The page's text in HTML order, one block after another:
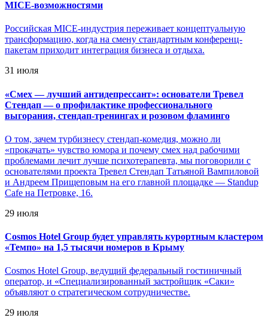
MICE-возможностями
Российская MICE-индустрия переживает концептуальную
трансформацию, когда на смену стандартным конференц-
пакетам приходит интеграция бизнеса и отдыха.
31 июля
«Смех — лучший антидепрессант»: основатели Тревел
Стендап — о профилактике профессионального
выгорания, стендап-тренингах и розовом фламинго
О том, зачем турбизнесу стендап-комедия, можно ли
«прокачать» чувство юмора и почему смех над рабочими
проблемами лечит лучше психотерапевта, мы поговорили с
основателями проекта Тревел Стендап Татьяной Вампиловой
и Андреем Прищеповым на его главной площадке — Standup
Cafe на Петровке, 16.
29 июля
Cosmos Hotel Group будет управлять курортным кластером
«Темпо» на 1,5 тысячи номеров в Крыму
Cosmos Hotel Group, ведущий федеральный гостиничный
оператор, и «Специализированный застройщик «Саки»
объявляют о стратегическом сотрудничестве.
29 июля